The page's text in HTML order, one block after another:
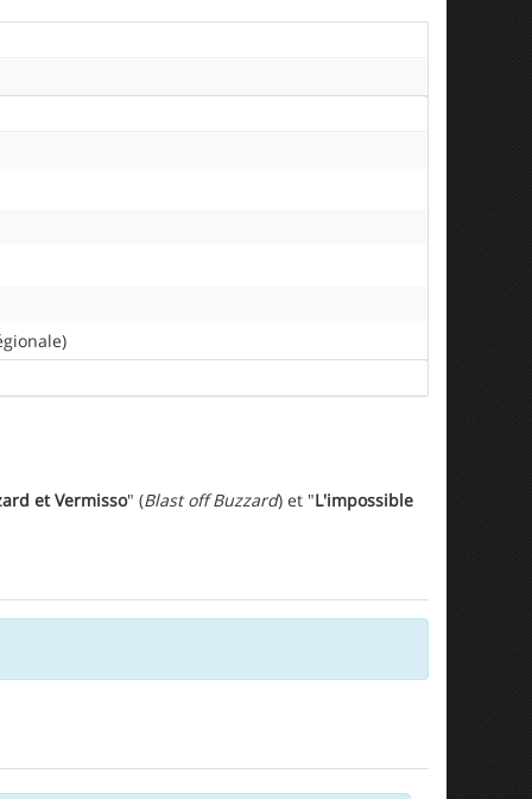
et Vermisso" (Blast off Buzzard) et "L'impossible